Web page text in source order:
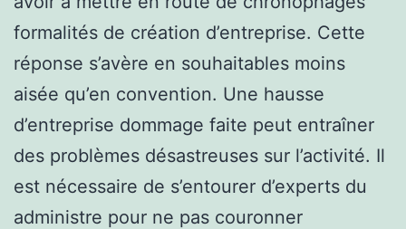
formalités de création d’entreprise. Cette
réponse s’avère en souhaitables moins
aisée qu’en convention. Une hausse
d’entreprise dommage faite peut entraîner
des problèmes désastreuses sur l’activité. Il
est nécessaire de s’entourer d’experts du
administre pour ne pas couronner